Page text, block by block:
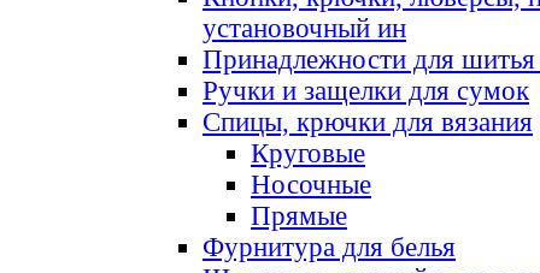
установочный ин
Принадлежности для шитья
Ручки и защелки для сумок
Спицы, крючки для вязания
Круговые
Носочные
Прямые
Фурнитура для белья